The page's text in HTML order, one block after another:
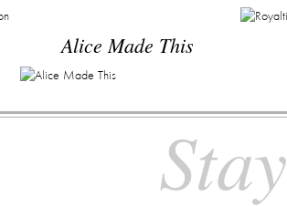
Alice Made This
Stay